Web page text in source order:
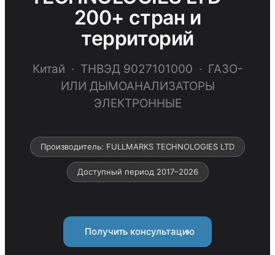
200+ стран и
территорий
Китай · ТНВЭД 9027101000 · ГАЗО-
ИЛИ ДЫМОАНАЛИЗАТОРЫ
ЭЛЕКТРОННЫЕ
Производитель: FULLMARKS TECHNOLOGIES LTD
Доступный период 2017–2026
Получить консультацию